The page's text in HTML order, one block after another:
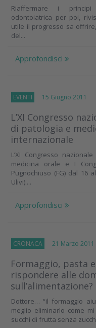
Riaffermare i principi
odontoiatrica per poi,
utile il progresso sa
del...
Approfondisci
EVENTI 15 Giugno 2011
L’XI Congresso
di patologia e
internazionale
L’XI Congresso
medicina orale e I
Pugnochiuso (FG) dal 16
Ulivi)....
Approfondisci
CRONACA 21 Marzo 2011
Formaggio, pasta
rispondere alle
sull’alimentazione?
Dottore… “il formaggio
meglio eliminarlo come
succhi di frutta senza